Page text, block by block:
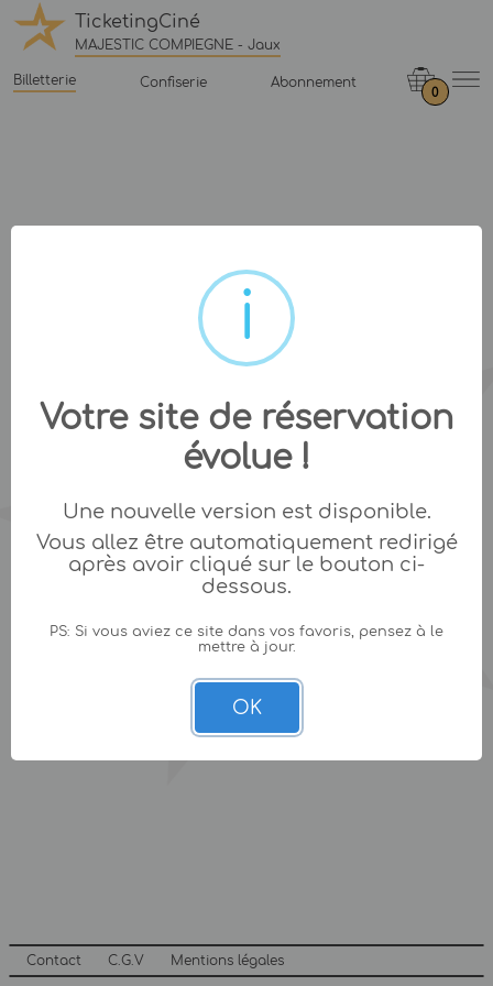
TicketingCiné
MAJESTIC COMPIEGNE - Jaux
Billetterie Confiserie Abonnement
0
Contact C.G.V Mentions légales
Votre site de réservation
évolue !
Une nouvelle version est disponible.
Vous allez être automatiquement redirigé
après avoir cliqué sur le bouton ci-
dessous.
PS: Si vous aviez ce site dans vos favoris, pensez à le
mettre à jour.
OK